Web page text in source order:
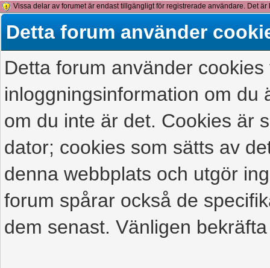
Vissa delar av forumet är endast tillgängligt för registrerade användare. Det
detta meddelande.
Detta forum använder
Detta forum använder
inloggningsinformation om du
om du inte är det. Cookies är
dator; cookies som sätts av
denna webbplats och utgör
forum spårar också de
dem senast. Vänligen